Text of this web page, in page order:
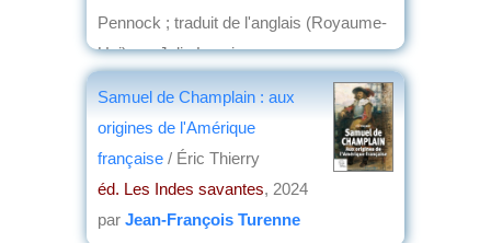
Pennock ; traduit de l'anglais (Royaume-
Uni) par Julie Loncin
Samuel de Champlain : aux
origines de l'Amérique
française / Éric Thierry
éd. Les Indes savantes, 2024
par Jean-François Turenne